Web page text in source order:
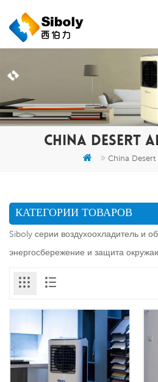
CHINA DESERT
China Desert
КАТЕГОРИИ ТОВАРОВ
Siboly серии воздухоохладитель и
энергосбережение и защита